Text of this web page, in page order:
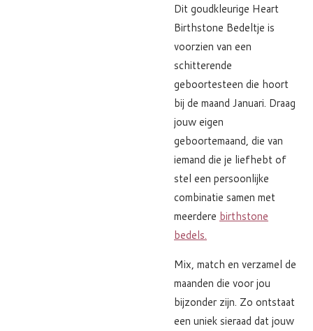
Dit goudkleurige Heart
Birthstone Bedeltje is
voorzien van een
schitterende
geboortesteen die hoort
bij de maand Januari. Draag
jouw eigen
geboortemaand, die van
iemand die je liefhebt of
stel een persoonlijke
combinatie samen met
meerdere birthstone
bedels.
Mix, match en verzamel de
maanden die voor jou
bijzonder zijn. Zo ontstaat
een uniek sieraad dat jouw